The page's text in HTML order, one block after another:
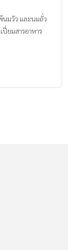
นมวัว และนมถั่ว
ยมสารอาหาร